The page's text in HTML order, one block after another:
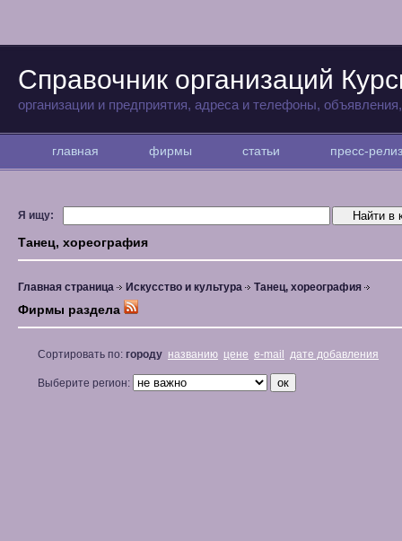
Справочник организаций
организации и предприятия, адреса и телефоны,
главная фирмы статьи пресс-
Я ищу:
Танец, хореография
Главная страница Искусство и культура Танец, хореография
Фирмы раздела
Сортировать по: городу названию цене e-mail дате добавления
Выберите регион: